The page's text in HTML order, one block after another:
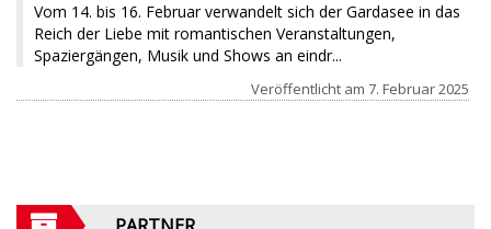
Vom 14. bis 16. Februar verwandelt sich der Gardasee in das
Reich der Liebe mit romantischen Veranstaltungen,
Spaziergängen, Musik und Shows an eindr...
Veröffentlicht am 7. Februar 2025